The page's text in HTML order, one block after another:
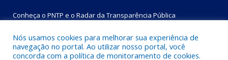
Conheça o PNTP e o Radar da Transparência Pública
Nós usamos cookies para melhorar sua experiência de
navegação no portal. Ao utilizar nosso portal, você
concorda com a política de monitoramento de cookies.